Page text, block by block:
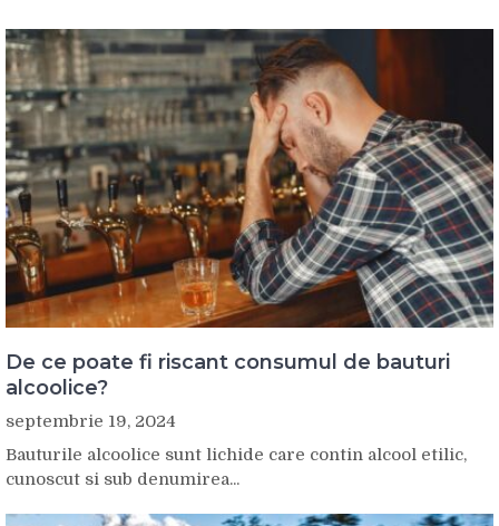
De ce poate fi riscant consumul de bauturi
alcoolice?
septembrie 19, 2024
Bauturile alcoolice sunt lichide care contin alcool etilic,
cunoscut si sub denumirea...